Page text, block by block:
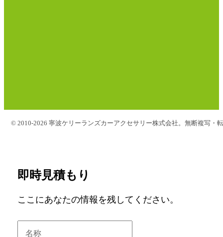
© 2010-2026 寧波ケリーランズカーアクセサリー株式会社。無断複写・
即時見積もり
ここにあなたの情報を残してください。